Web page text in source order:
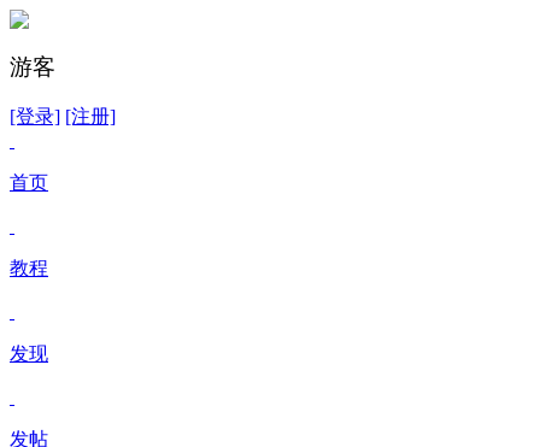
游客
[登录] [注册]
首页
教程
发现
发帖